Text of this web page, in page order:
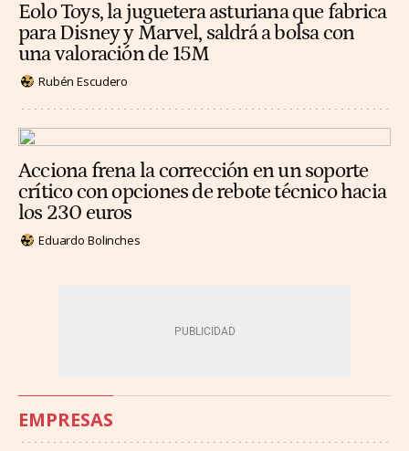
Eolo Toys, la juguetera asturiana que fabrica
para Disney y Marvel, saldrá a bolsa con
una valoración de 15M
Rubén Escudero
Acciona frena la corrección en un soporte
crítico con opciones de rebote técnico hacia
los 230 euros
Eduardo Bolinches
EMPRESAS